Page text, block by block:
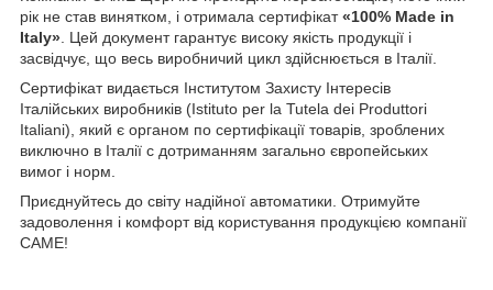
рік не став винятком, і отримала сертифікат«100% Made in
Italy» . Цей документ гарантує високу якість продукції і
засвідчує, що весь виробничий цикл здійснюється в Італії.
Сертифікат видається Інститутом Захисту Інтересів
Італійських виробників (Istituto per la Tutela dei Produttori
Italiani), який є органом по сертифікації товарів, зроблених
виключно в Італії c дотриманням загально європейських
вимог і норм.
Приєднуйтесь до світу надійної автоматики. Отримуйте
задоволення і комфорт від користування продукцією компанії
CAME!